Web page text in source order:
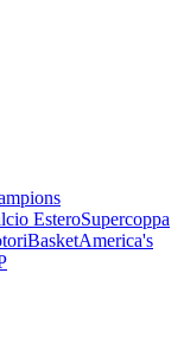
EsteroSupercoppa
BasketAmerica's